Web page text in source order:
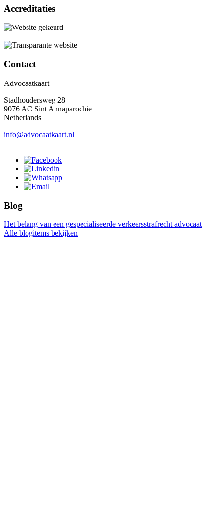
Accreditaties
Contact
Advocaatkaart
Stadhoudersweg 28
9076 AC Sint Annaparochie
Netherlands
info@advocaatkaart.nl
Blog
Het belang van een gespecialiseerde verkeersstrafrecht advocaat
Alle blogitems bekijken